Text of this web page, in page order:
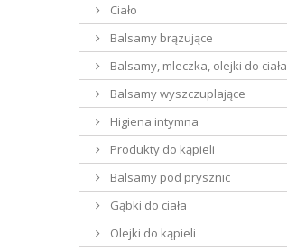
Ciało
Balsamy brązujące
Balsamy, mleczka, olejki do ciała
Balsamy wyszczuplające
Higiena intymna
Produkty do kąpieli
Balsamy pod prysznic
Gąbki do ciała
Olejki do kąpieli